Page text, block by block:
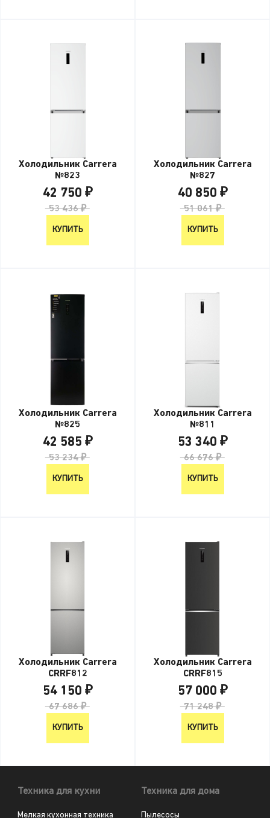
Холодильник Carrera
№823
42 750 ₽
53 436 ₽
КУПИТЬ
Холодильник Carrera
№827
40 850 ₽
51 061 ₽
КУПИТЬ
Холодильник Carrera
№825
42 585 ₽
53 234 ₽
КУПИТЬ
Холодильник Carrera
№811
53 340 ₽
66 676 ₽
КУПИТЬ
Холодильник Carrera
CRRF812
54 150 ₽
67 686 ₽
КУПИТЬ
Холодильник Carrera
CRRF815
57 000 ₽
71 248 ₽
КУПИТЬ
Техника для кухни
Мелкая кухонная техника
Техника для дома
Пылесосы